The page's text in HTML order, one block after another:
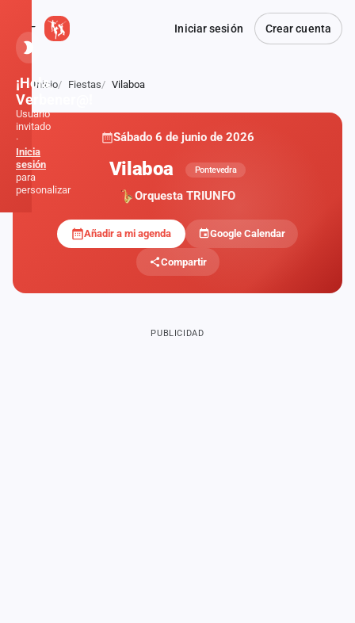
Iniciar sesión Crear cuenta
Atrás
Inicio Fiestas Vilaboa
Sábado 6 de junio de 2026
Vilaboa Pontevedra
Orquesta TRIUNFO
Añadir a mi agenda Google Calendar
Compartir
PUBLICIDAD
¡Hola,
Verbener@!
Usuario
invitado
·
Inicia
sesión
para
personalizar